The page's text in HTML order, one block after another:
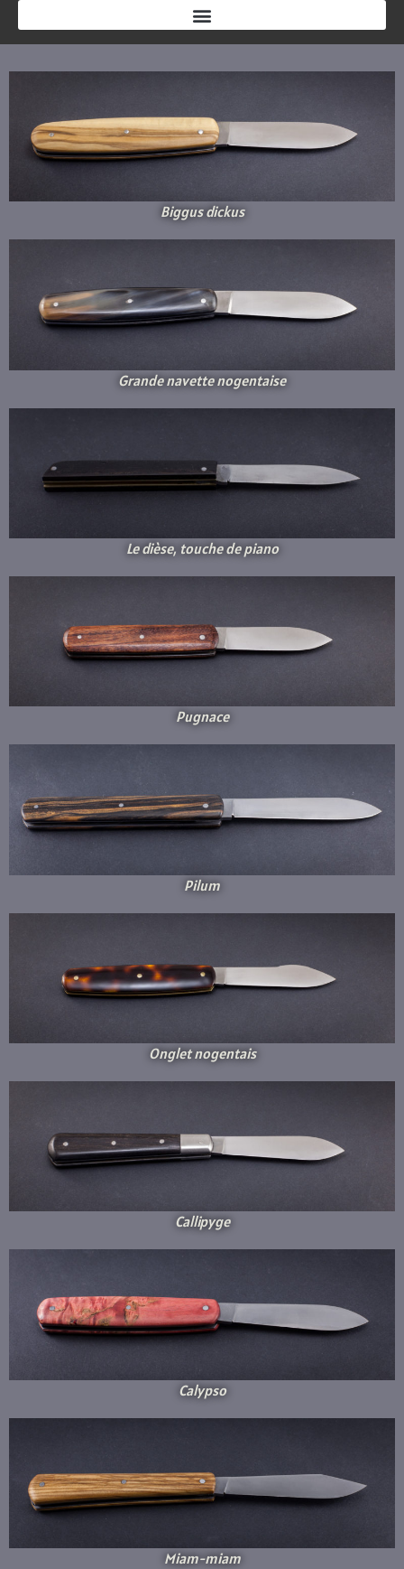
Biggus dickus
Grande navette nogentaise
Le dièse, touche de piano
Pugnace
Pilum
Onglet nogentais
Callipyge
Calypso
Miam-miam